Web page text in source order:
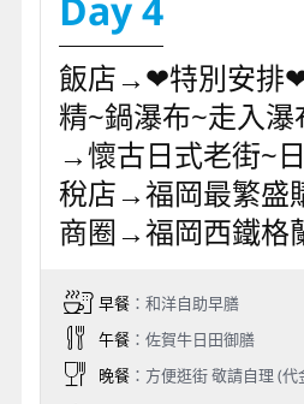
飯店→❤特別安排
精~鍋瀑布~走入
→懷古日式老街~
稅店→福岡最繁盛
商圈→福岡西鐵格
早餐：和洋自助早膳
午餐：佐賀牛日田御膳
晚餐：方便逛街 敬請自理 (代